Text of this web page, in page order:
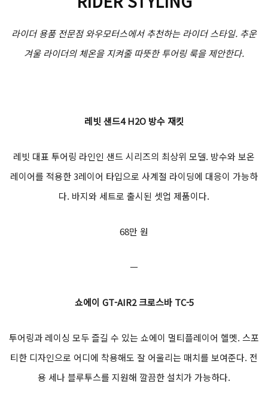
라이더 용품 전문점 와우모터스에서 추천하는 라이더 스타일. 추운
겨울 라이더의 체온을 지켜줄 따뜻한 투어링 룩을 제안한다.
레빗 샌드4 H2O 방수 재킷
레빗 대표 투어링 라인인 샌드 시리즈의 최상위 모델. 방수와 보온
레이어를 적용한 3레이어 타입으로 사계절 라이딩에 대응이 가능하
다. 바지와 세트로 출시된 셋업 제품이다.
68만 원
ㅡ
쇼에이 GT-AIR2 크로스바 TC-5
투어링과 레이싱 모두 즐길 수 있는 쇼에이 멀티플레이어 헬멧. 스포
티한 디자인으로 어디에 착용해도 잘 어울리는 매치를 보여준다. 전
용 세나 블루투스를 지원해 깔끔한 설치가 가능하다.